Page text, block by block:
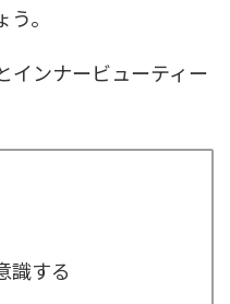
。
インナービューティー
識する